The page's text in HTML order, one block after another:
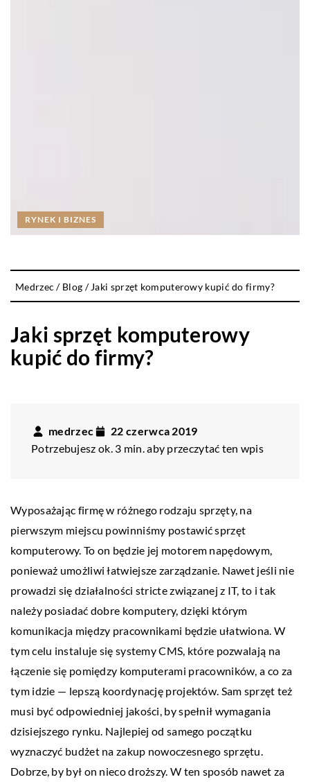
RYNEK I BIZNES
Medrzec / Blog / Jaki sprzęt komputerowy kupić do firmy?
Jaki sprzęt komputerowy
kupić do firmy?
medrzec
22 czerwca 2019
Potrzebujesz ok. 3 min. aby przeczytać ten wpis
Wyposażając firmę w różnego rodzaju sprzęty, na
pierwszym miejscu powinniśmy postawić sprzęt
komputerowy. To on będzie jej motorem napędowym,
ponieważ umożliwi łatwiejsze zarządzanie. Nawet jeśli nie
prowadzi się działalności stricte związanej z IT, to i tak
należy posiadać dobre komputery, dzięki którym
komunikacja między pracownikami będzie ułatwiona. W
tym celu instaluje się systemy CMS, które pozwalają na
łączenie się pomiędzy komputerami pracowników, a co za
tym idzie — lepszą koordynację projektów. Sam sprzęt też
musi być odpowiedniej jakości, by spełnił wymagania
dzisiejszego rynku. Najlepiej od samego początku
wyznaczyć budżet na zakup nowoczesnego sprzętu.
Dobrze, by był on nieco droższy. W ten sposób nawet za